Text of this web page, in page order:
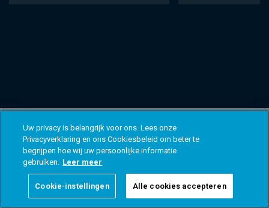
Uw privacy is belangrijk voor ons. Lees onze
Privacyverklaring en ons Cookiesbeleid om beter te
begrijpen hoe wij uw persoonlijke informatie
gebruiken. Leer meer
Cookie-instellingen Alle cookies accepteren